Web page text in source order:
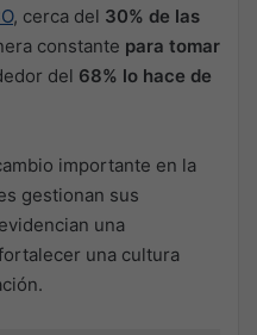
, cerca del 30% de las
constante para tomar
del 68% lo hace de
importante en la
gestionan sus
una
una cultura